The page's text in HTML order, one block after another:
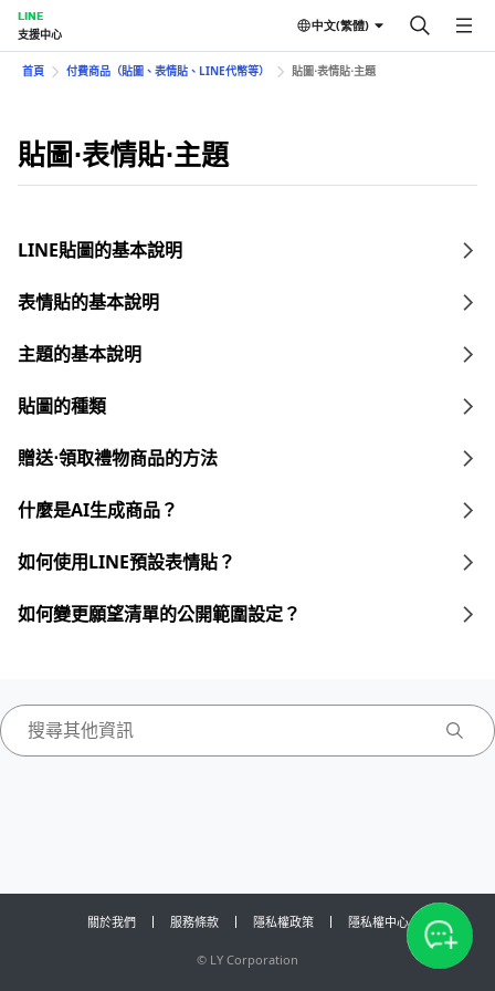
LINE
支援中心
中文(繁體)
首頁 付費商品（貼圖、表情貼、LINE代幣等） 貼圖⋅表情貼⋅主題
貼圖⋅表情貼⋅主題
LINE貼圖的基本說明
表情貼的基本說明
主題的基本說明
貼圖的種類
贈送⋅領取禮物商品的方法
什麼是AI生成商品？
如何使用LINE預設表情貼？
如何變更願望清單的公開範圍設定？
關於我們 服務條款 隱私權政策 隱私權中心
© LY Corporation